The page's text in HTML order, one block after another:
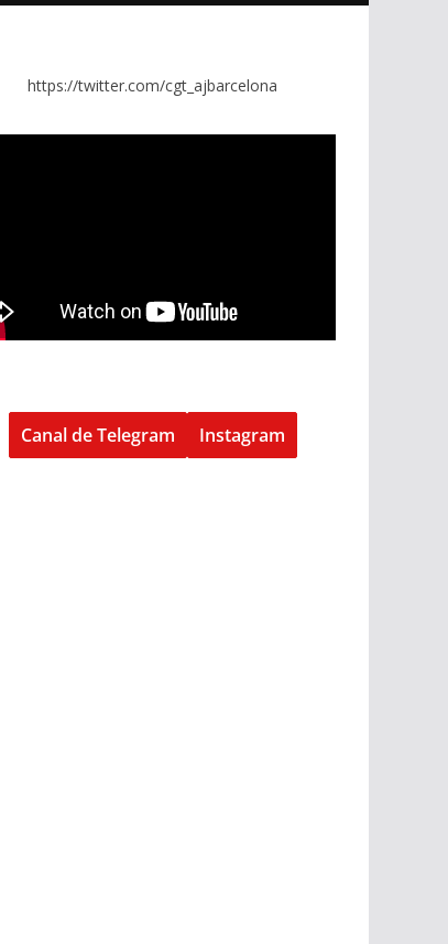
https://twitter.com/cgt_ajbarcelona
Canal de Telegram Instagram